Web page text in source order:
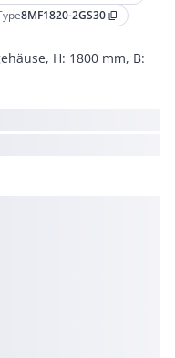
8MF1820-2GS30 content_copy
H: 1800 mm, B: